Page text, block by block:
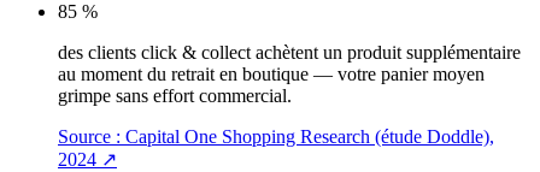
85 %
des clients click & collect achètent un produit supplémentaire
au moment du retrait en boutique — votre panier moyen
grimpe sans effort commercial.
Source : Capital One Shopping Research (étude Doddle),
2024 ↗